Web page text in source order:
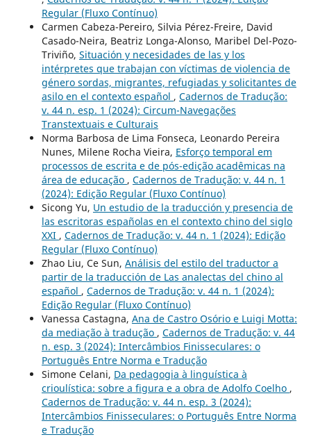
Regular (Fluxo Contínuo)
Carmen Cabeza-Pereiro, Silvia Pérez-Freire, David
Casado-Neira, Beatriz Longa-Alonso, Maribel Del-Pozo-
Triviño, Situación y necesidades de las y los
intérpretes que trabajan con víctimas de violencia de
género sordas, migrantes, refugiadas y solicitantes de
asilo en el contexto español , Cadernos de Tradução:
v. 44 n. esp. 1 (2024): Circum-Navegações
Transtextuais e Culturais
Norma Barbosa de Lima Fonseca, Leonardo Pereira
Nunes, Milene Rocha Vieira, Esforço temporal em
processos de escrita e de pós-edição acadêmicas na
área de educação , Cadernos de Tradução: v. 44 n. 1
(2024): Edição Regular (Fluxo Contínuo)
Sicong Yu, Un estudio de la traducción y presencia de
las escritoras españolas en el contexto chino del siglo
XXI , Cadernos de Tradução: v. 44 n. 1 (2024): Edição
Regular (Fluxo Contínuo)
Zhao Liu, Ce Sun, Análisis del estilo del traductor a
partir de la traducción de Las analectas del chino al
español , Cadernos de Tradução: v. 44 n. 1 (2024):
Edição Regular (Fluxo Contínuo)
Vanessa Castagna, Ana de Castro Osório e Luigi Motta:
da mediação à tradução , Cadernos de Tradução: v. 44
n. esp. 3 (2024): Intercâmbios Finisseculares: o
Português Entre Norma e Tradução
Simone Celani, Da pedagogia à linguística à
crioulística: sobre a figura e a obra de Adolfo Coelho ,
Cadernos de Tradução: v. 44 n. esp. 3 (2024):
Intercâmbios Finisseculares: o Português Entre Norma
e Tradução